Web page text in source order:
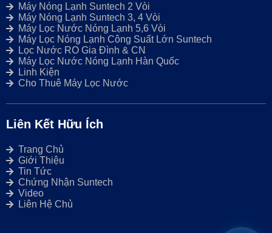
Máy Nóng Lạnh Suntech 2 Vòi
Máy Nóng Lạnh Suntech 3, 4 Vòi
Máy Lọc Nước Nóng Lạnh 5,6 Vòi
Máy Lọc Nóng Lạnh Công Suất Lớn Suntech
Lọc Nước RO Gia Đình & CN
Máy Lọc Nước Nóng Lạnh Hàn Quốc
Linh Kiện
Cho Thuê Máy Lọc Nước
Liên Kết Hữu Ích
Trang Chủ
Giới Thiệu
Tin Tức
Chứng Nhận Suntech
Video
Liên Hệ Chủ